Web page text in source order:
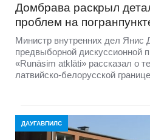
Домбравa раскрыл
проблем на
Министр внутренних дел Янис
предвыборной дискуссионной
«Runāsim atklāti» рассказал о
латвийско-белорусской
ДАУГАВПИЛС